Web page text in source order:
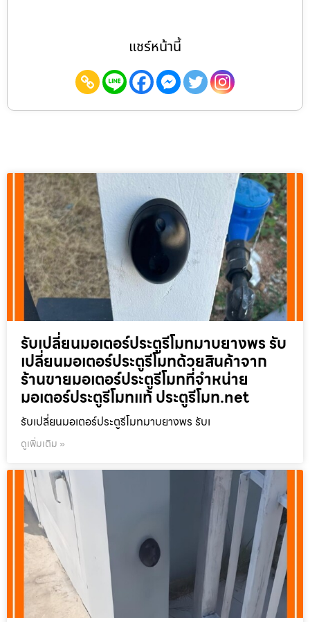
แชร์หน้านี้
รับเปลี่ยนมอเตอร์ประตูรีโมทมาบยางพร รับ
เปลี่ยนมอเตอร์ประตูรีโมทด้วยสินค้าจาก
ร้านขายมอเตอร์ประตูรีโมทที่จำหน่าย
มอเตอร์ประตูรีโมทแท้ ประตูรีโมท.net
รับเปลี่ยนมอเตอร์ประตูรีโมทมาบยางพร รับเ
ดูเพิ่มเติม »